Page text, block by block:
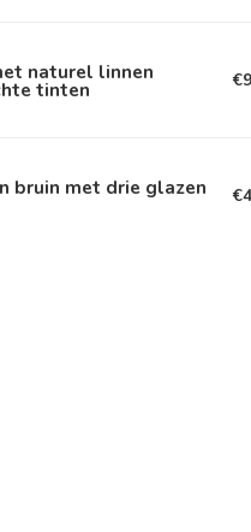
naturel linnen
tinten
bruin met drie glazen